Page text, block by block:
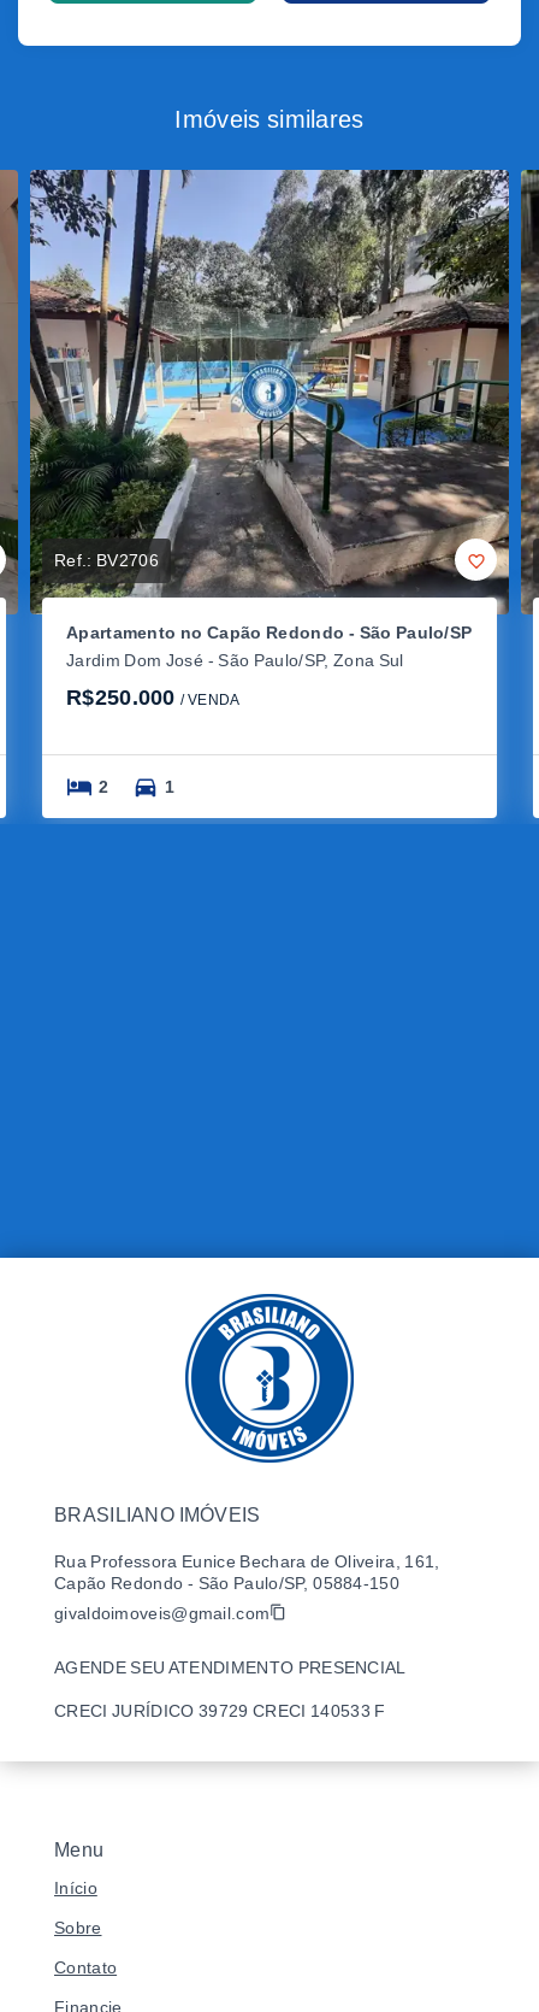
Imóveis similares
Ref.: BV2706
Apartamento no Capão Redondo - São Paulo/SP
Jardim Dom José - São Paulo/SP, Zona Sul
R$250.000 / VENDA
2 1
Menu
Início
Sobre
Contato
Financie
BRASILIANO IMÓVEIS
Rua Professora Eunice Bechara de Oliveira, 161,
Capão Redondo - São Paulo/SP, 05884-150
givaldoimoveis@gmail.com
AGENDE SEU ATENDIMENTO PRESENCIAL
CRECI JURÍDICO 39729 CRECI 140533 F